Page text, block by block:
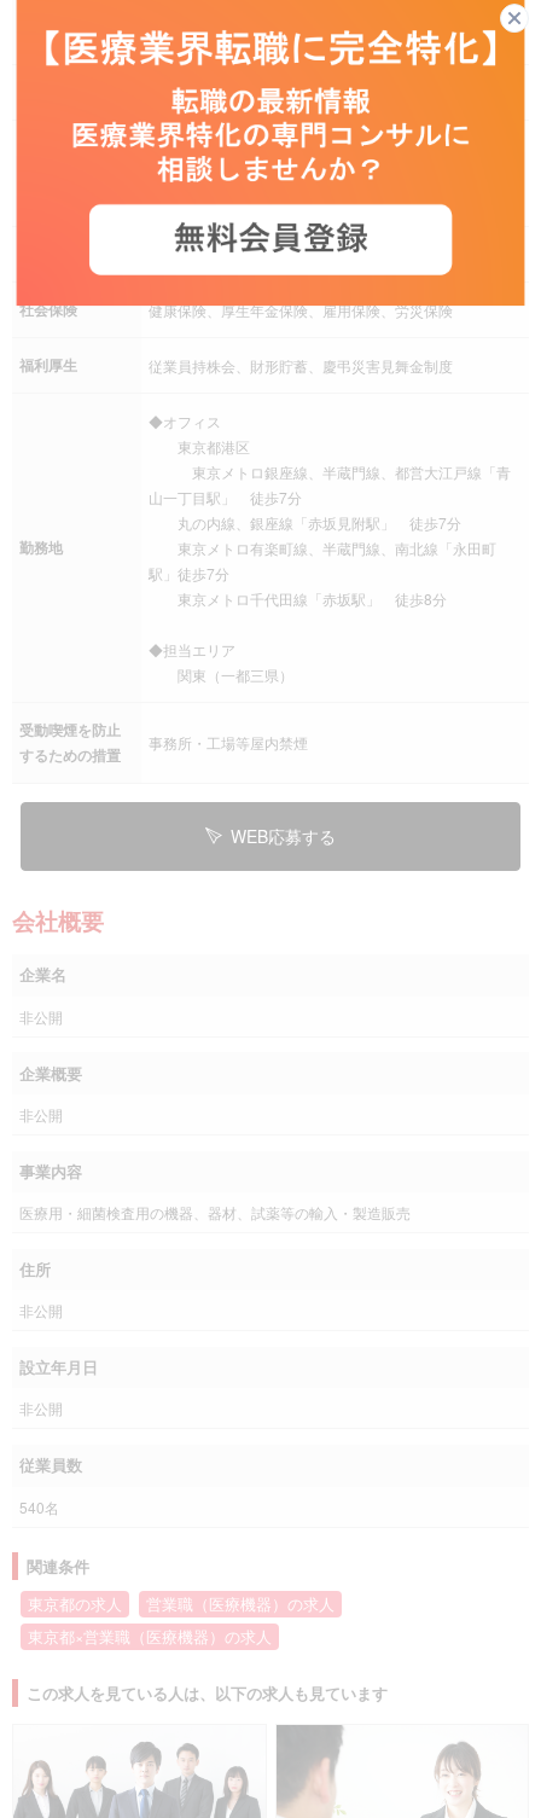
休憩時間：60分
残業は月により変動あり
完全週休二日制（土日曜日）、祝日、年末年始、有給休
暇、慶弔休暇、産前産後休暇、介護休暇、年間休日120日
残業手当、交通費（通勤手当）、退職金制度
社会保険 健康保険、厚生年金保険、雇用保険、労災保険
福利厚生 従業員持株会、財形貯蓄、慶弔災害見舞金制度
勤務地
◆オフィス
東京都港区
東京メトロ銀座線、半蔵門線、都営大江戸線「青
山一丁目駅」 徒歩7分
丸の内線、銀座線「赤坂見附駅」 徒歩7分
東京メトロ有楽町線、半蔵門線、南北線「永田町
駅」徒歩7分
東京メトロ千代田線「赤坂駅」 徒歩8分
◆担当エリア
関東（一都三県）
受動喫煙を防止
するための措置
事務所・工場等屋内禁煙
WEB応募する
会社概要
企業名
非公開
企業概要
非公開
事業内容
医療用・細菌検査用の機器、器材、試薬等の輸入・製造販売
住所
非公開
設立年月日
非公開
従業員数
540名
関連条件
東京都の求人
営業職（医療機器）の求人
東京都×営業職（医療機器）の求人
この求人を見ている人は、以下の求人も見ています